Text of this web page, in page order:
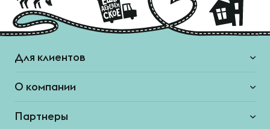
Для клиентов
О компании
Партнеры